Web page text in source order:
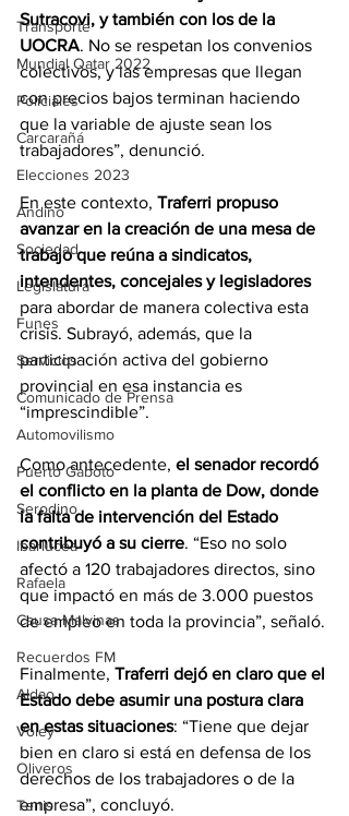
Transporte
Mundial Qatar 2022
Policiales
Carcarañá
Elecciones 2023
Andino
Sociedad
Legislatura
Funes
Servicios
Comunicado de Prensa
Automovilismo
Puerto Gaboto
Serodino
Ibarlucea
Rafaela
Causa Malvinas
Recuerdos FM
Aldao
Voley
Oliveros
Tenis
Sutracovi, y también con los de la
UOCRA. No se respetan los convenios
colectivos, y las empresas que llegan
con precios bajos terminan haciendo
que la variable de ajuste sean los
trabajadores”, denunció.
En este contexto, Traferri propuso
avanzar en la creación de una mesa de
trabajo que reúna a sindicatos,
intendentes, concejales y legisladores
para abordar de manera colectiva esta
crisis. Subrayó, además, que la
participación activa del gobierno
provincial en esa instancia es
“imprescindible”.
Como antecedente, el senador recordó
el conflicto en la planta de Dow, donde
la falta de intervención del Estado
contribuyó a su cierre. “Eso no solo
afectó a 120 trabajadores directos, sino
que impactó en más de 3.000 puestos
de empleo en toda la provincia”, señaló.
Finalmente, Traferri dejó en claro que el
Estado debe asumir una postura clara
en estas situaciones: “Tiene que dejar
bien en claro si está en defensa de los
derechos de los trabajadores o de la
empresa”, concluyó.